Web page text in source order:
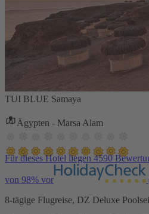
TUI BLUE Samaya
Ägypten - Marsa Alam
Für dieses Hotel liegen 4590
von 98% vor
8-tägige Flugreise, DZ Deluxe